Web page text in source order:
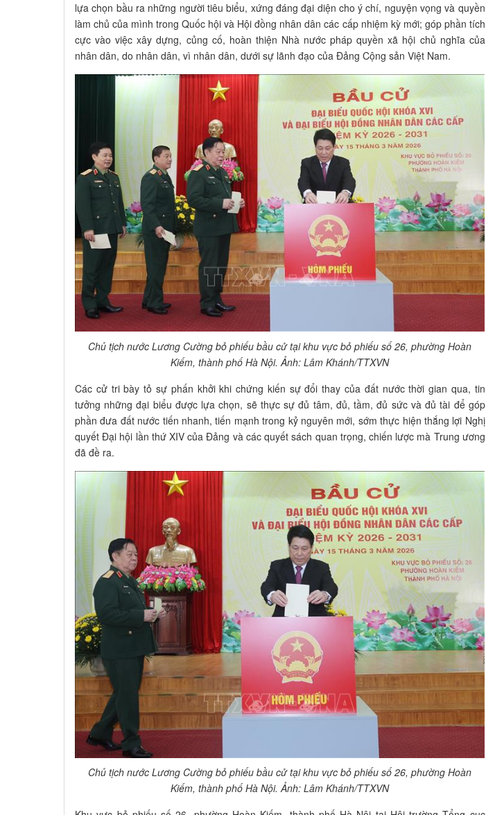
lựa chọn bầu ra những người tiêu biểu, xứng đáng đại diện cho ý chí, nguyện vọng và quyền
làm chủ của mình trong Quốc hội và Hội đồng nhân dân các cấp nhiệm kỳ mới; góp phần tích
cực vào việc xây dựng, củng cố, hoàn thiện Nhà nước pháp quyền xã hội chủ nghĩa của
nhân dân, do nhân dân, vì nhân dân, dưới sự lãnh đạo của Đảng Cộng sản Việt Nam.
Chủ tịch nước Lương Cường bỏ phiếu bầu cử tại khu vực bỏ phiếu số 26, phường Hoàn
Kiếm, thành phố Hà Nội. Ảnh: Lâm Khánh/TTXVN
Các cử tri bày tỏ sự phấn khởi khi chứng kiến sự đổi thay của đất nước thời gian qua, tin
tưởng những đại biểu được lựa chọn, sẽ thực sự đủ tâm, đủ, tầm, đủ sức và đủ tài để góp
phần đưa đất nước tiến nhanh, tiến mạnh trong kỷ nguyên mới, sớm thực hiện thắng lợi Nghị
quyết Đại hội lần thứ XIV của Đảng và các quyết sách quan trọng, chiến lược mà Trung ương
đã đề ra.
Chủ tịch nước Lương Cường bỏ phiếu bầu cử tại khu vực bỏ phiếu số 26, phường Hoàn
Kiếm, thành phố Hà Nội. Ảnh: Lâm Khánh/TTXVN